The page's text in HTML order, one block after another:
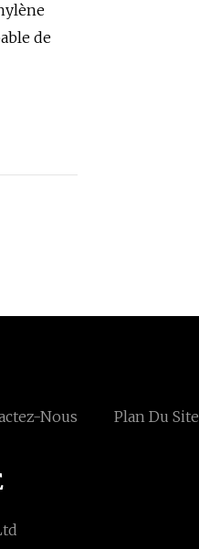
de
Nous Plan Du Site